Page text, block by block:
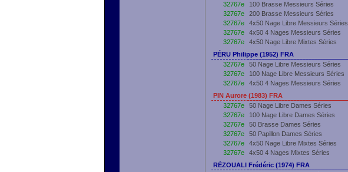
32767e 100 Brasse Messieurs Séries
32767e 200 Brasse Messieurs Séries
32767e 4x50 Nage Libre Messieurs Séries
32767e 4x50 4 Nages Messieurs Séries
32767e 4x50 Nage Libre Mixtes Séries
PÉRU Philippe (1952) FRA
32767e
50 Nage Libre Messieurs Séries
32767e 100 Nage Libre Messieurs Séries
32767e 4x50 4 Nages Messieurs Séries
PIN Aurore (1983) FRA
32767e
50 Nage Libre Dames Séries
32767e 100 Nage Libre Dames Séries
32767e 50 Brasse Dames Séries
32767e 50 Papillon Dames Séries
32767e 4x50 Nage Libre Mixtes Séries
32767e 4x50 4 Nages Mixtes Séries
RÉZOUALI Frédéric (1974) FRA